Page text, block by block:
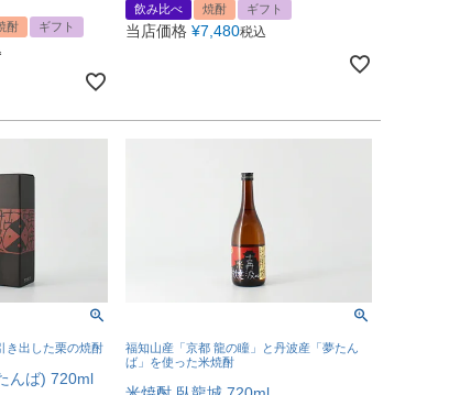
酎 ギフト
飲み比べ 焼酎 ギフト
当店価格 ¥7,480税込
き出した栗の焼酎
んば) 720ml
福知山産「京都 龍の瞳」と丹波産「夢たん
ば」を使った米焼酎